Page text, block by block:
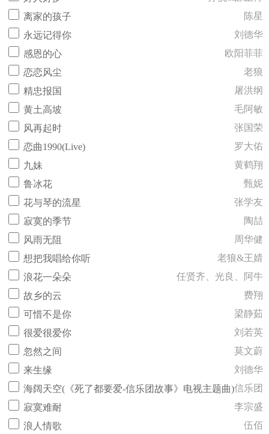
离家的孩子
陈星
永远记得你
刘德华
感恩的心
欧阳菲菲
恋恋风尘
老狼
精忠报国
屠洪纲
黄土高坡
毛阿敏
风再起时
张国荣
恋曲1990(Live)
罗大佑
九妹
黄鹤翔
鲁冰花
甄妮
花与琴的流星
张学友
寂寞的季节
陶喆
风雨无阻
周华健
想把我唱给你听
老狼&王婧
浪花一朵朵
任贤齐、光良、阿牛
故乡的云
费翔
可惜不是你
梁静茹
很爱很爱你
刘若英
忽然之间
莫文蔚
来生缘
刘德华
海阔天空(《死了都要爱-信乐团故事》电视主题曲)信乐团
寂寞难耐
李宗盛
浪人情歌
伍佰